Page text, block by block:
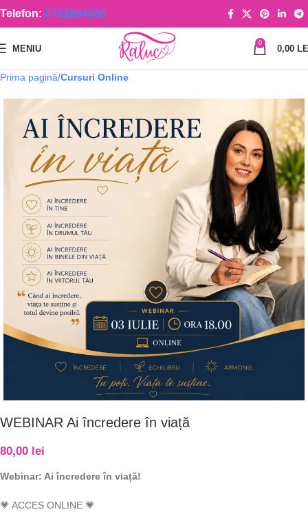
Telefon: 0752884885
MENIU
0
0,00
Prima pagină Cursuri Online
WEBINAR Ai încredere în viață
80,00 lei
Webinar: Ai încredere în viață!
💗 ACCES ONLINE 💗